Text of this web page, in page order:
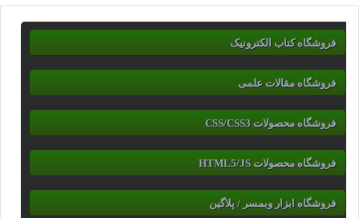
فروشگاه کتاب الکترونیک
فروشگاه مقالات علمی
فروشگاه محصولات CSS/CSS3
فروشگاه محصولات HTML5/JS
فروشگاه ابزار وبمسر / پلاگین